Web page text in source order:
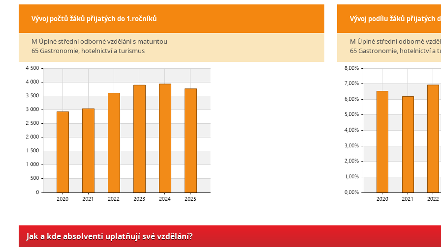
Vývoj počtů žáků přijatých do 1.ročníků
M Úplné střední odborné vzdělání s maturitou
65 Gastronomie, hotelnictví a turismus
Vývoj podílu žáků přijatých
M Úplné střední odborné
65 Gastronomie, hotelnictví a
Jak a kde absolventi uplatňují své vzdělání?